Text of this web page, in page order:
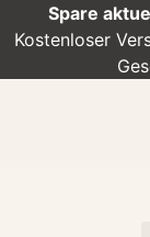
Spare
Kostenloser